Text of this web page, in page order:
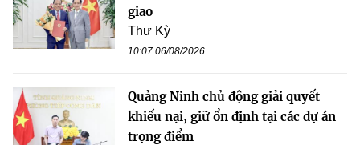
giao
Thư Kỳ
10:07 06/08/2026
Quảng Ninh chủ động giải quyết
khiếu nại, giữ ổn định tại các dự án
trọng điểm